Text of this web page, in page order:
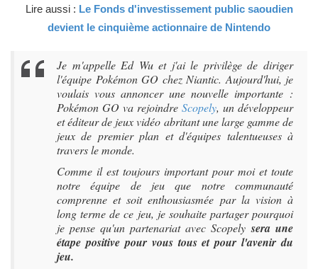
Lire aussi : Le Fonds d'investissement public saoudien
devient le cinquième actionnaire de Nintendo
Je m'appelle Ed Wu et j'ai le privilège de diriger
l'équipe Pokémon GO chez Niantic. Aujourd'hui, je
voulais vous annoncer une nouvelle importante :
Pokémon GO va rejoindreScopely, un développeur
et éditeur de jeux vidéo abritant une large gamme de
jeux de premier plan et d'équipes talentueuses à
travers le monde.
Comme il est toujours important pour moi et toute
notre équipe de jeu que notre communauté
comprenne et soit enthousiasmée par la vision à
long terme de ce jeu, je souhaite partager pourquoi
je pense qu'un partenariat avec Scopelysera une
étape positive pour vous tous et pour l'avenir du
jeu.